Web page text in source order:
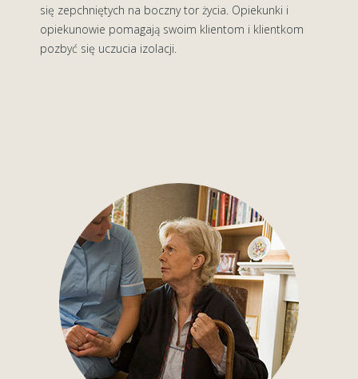
się zepchniętych na boczny tor życia. Opiekunki i
opiekunowie pomagają swoim klientom i klientkom
pozbyć się uczucia izolacji.